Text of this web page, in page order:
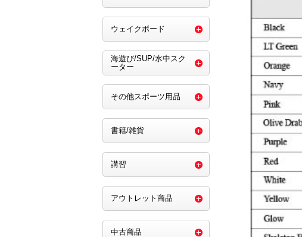
ウェイクボード
海遊び/SUP/水中スク
ーター
その他スポーツ用品
書籍/雑貨
講習
アウトレット商品
中古商品